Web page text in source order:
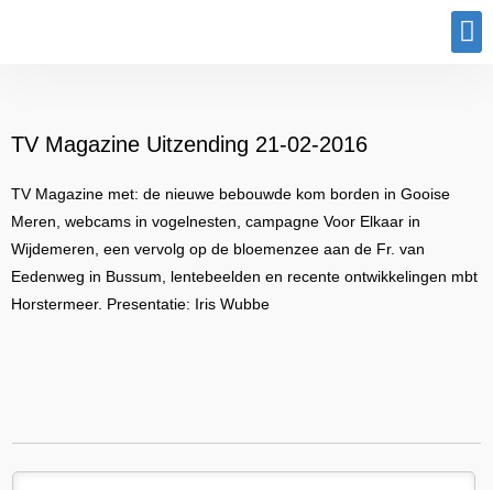
TV Magazine Uitzending 21-02-2016
TV Magazine met: de nieuwe bebouwde kom borden in Gooise
Meren, webcams in vogelnesten, campagne Voor Elkaar in
Wijdemeren, een vervolg op de bloemenzee aan de Fr. van
Eedenweg in Bussum, lentebeelden en recente ontwikkelingen mbt
Horstermeer. Presentatie: Iris Wubbe